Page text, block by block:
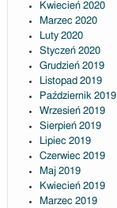
Kwiecień 2020
Marzec 2020
Luty 2020
Styczeń 2020
Grudzień 2019
Listopad 2019
Październik 2019
Wrzesień 2019
Sierpień 2019
Lipiec 2019
Czerwiec 2019
Maj 2019
Kwiecień 2019
Marzec 2019